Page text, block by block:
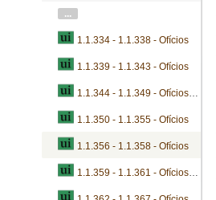
...
1.1.334 - 1.1.338 - Ofícios
1.1.339 - 1.1.343 - Ofícios
1.1.344 - 1.1.349 - Ofícios e consultas
1.1.350 - 1.1.355 - Ofícios
1.1.356 - 1.1.358 - Ofícios
1.1.359 - 1.1.361 - Ofícios e autos